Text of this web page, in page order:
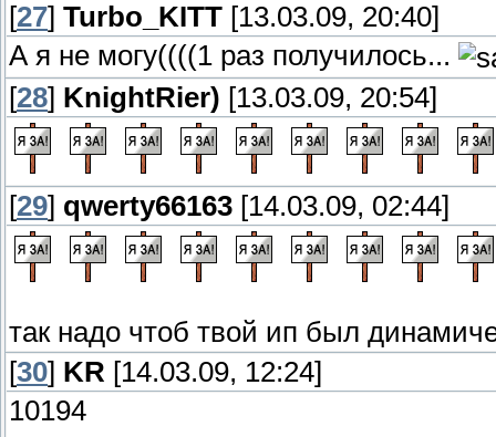
[27] Turbo_KITT [13.03.09, 20:40]
А я не могу((((1 раз получилось...
[28] KnightRier) [13.03.09, 20:54]
[29] qwerty66163 [14.03.09, 02:44]
так надо чтоб твой ип был
[30] KR [14.03.09, 12:24]
10194